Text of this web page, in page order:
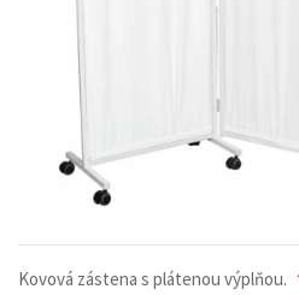
Kovová zástena s plátenou výplňou.